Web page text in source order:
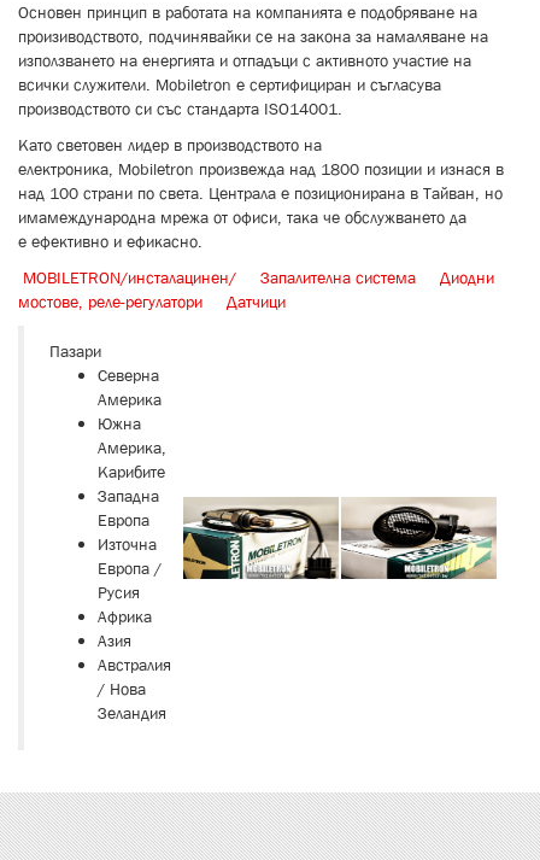
Основен принцип в работата на компанията е подобряване на
произиводството, подчинявайки се на закона за намаляване на
използването на енергията и отпадъци с активното участие на
всички служители. Mobiletron е сертифициран и съгласува
производството си със стандарта ISO14001.
Като световен лидер в производството на
електроника, Mobiletron произвежда над 1800 позиции и изнася в
над 100 страни по света. Централа е позиционирана в Тайван, но
имамеждународна мрежа от офиси, така че обслужването да
е ефективно и ефикасно.
MOBILETRON/инсталацинен/
Запалителна система
Диодни
мостове, реле-регулатори
Датчици
Пазари
Северна
Америка
Южна
Америка,
Карибите
Западна
Европа
Източна
Европа /
Русия
Африка
Азия
Австралия
/ Нова
Зеландия